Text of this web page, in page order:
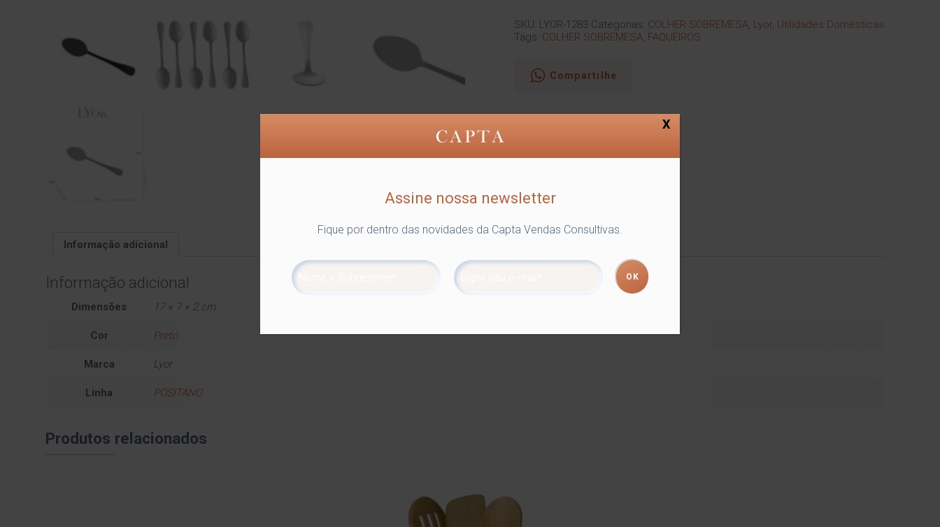
SKU: LYOR-1283 Categorias: COLHER SOBREMESA, Lyor, Utilidades Domésticas
Tags: COLHER SOBREMESA, FAQUEIROS
Compartilhe
Informação adicional
Informação adicional
Dimensões 17 × 7 × 2 cm
Cor Preto
Marca Lyor
Linha POSITANO
Produtos relacionados
Assine nossa newsletter
Fique por dentro das novidades da Capta Vendas Consultivas.
X